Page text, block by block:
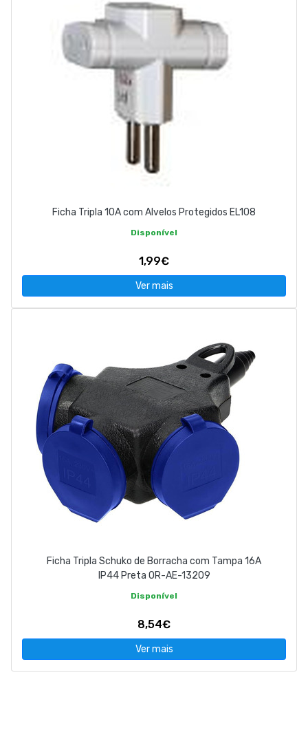
Ficha Tripla 10A com Alvelos Protegidos EL108
Disponível
1,99€
Ver mais
Ficha Tripla Schuko de Borracha com Tampa 16A
IP44 Preta OR-AE-13209
Disponível
8,54€
Ver mais